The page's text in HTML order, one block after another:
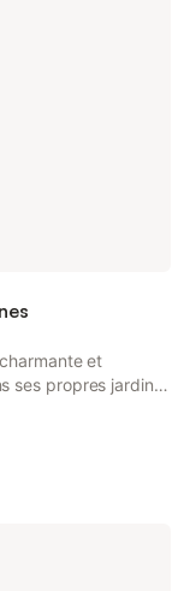
et
ses propres jardins
Périgord.
originales et
pour les